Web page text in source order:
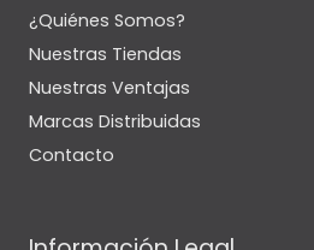
¿Quiénes Somos?
Nuestras Tiendas
Nuestras Ventajas
Marcas Distribuidas
Contacto